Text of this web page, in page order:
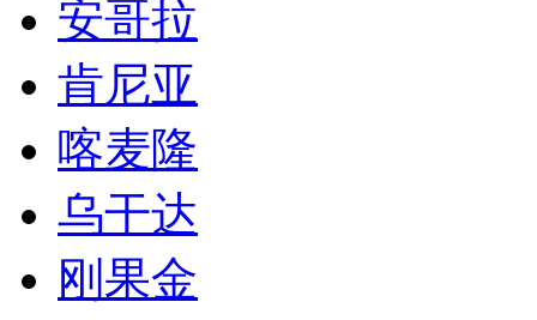
刚果金
莫桑比克
卡塔尔
坦桑尼亚
埃塞俄比亚